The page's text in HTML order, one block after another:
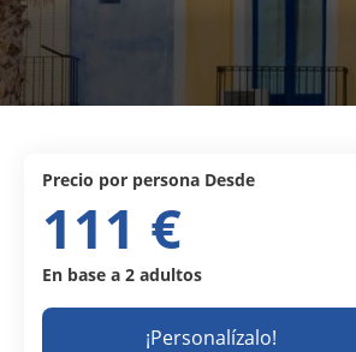
precio por persona Desde
111 €
En base a 2 adultos
¡Personalízalo!